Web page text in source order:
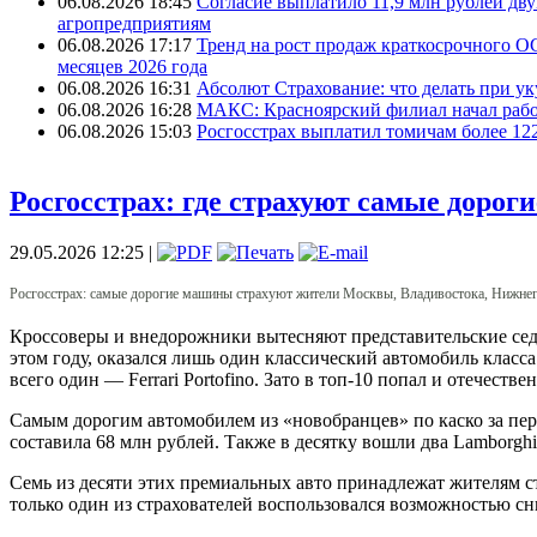
агропредприятиям
06.08.2026 17:17 Тренд на рост продаж краткосрочного
месяцев 2026 года
06.08.2026 16:31 Абсолют Страхование: что делать при
06.08.2026 16:28 МАКС: Красноярский филиал начал
06.08.2026 15:03 Росгосстрах выплатил томичам более
Росгосстрах: где страхуют самые
29.05.2026 12:25 |
Росгосстрах: самые дорогие машины страхуют жители Москвы, Владивостока,
Кроссоверы и внедорожники вытесняют представительские
этом году, оказался лишь один классический автомобиль
всего один — Ferrari Portofino. Зато в топ-10 попал и
Самым дорогим автомобилем из «новобранцев» по каско за
составила 68 млн рублей. Также в десятку вошли два
Семь из десяти этих премиальных авто принадлежат жителям
только один из страхователей воспользовался возможностью